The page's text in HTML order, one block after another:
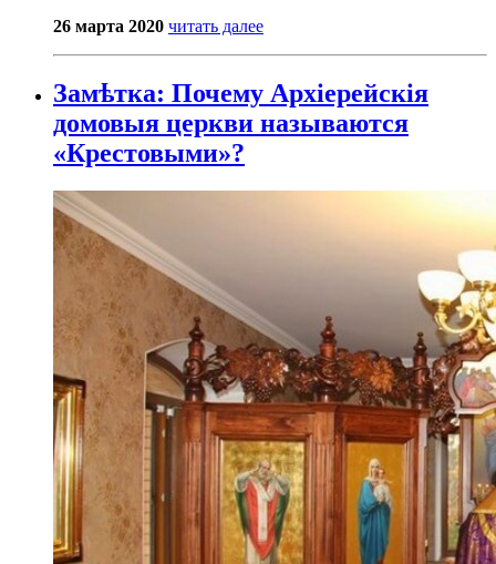
26 марта 2020 читать далее
Замѣтка: Почему Архіерейскія
домовыя церкви называются
«Крестовыми»?